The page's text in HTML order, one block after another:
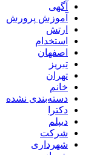
آگهی
آموزش پرورش
ارتش
استخدام
اصفهان
تبریز
تهران
خانم
دسته‌بندی نشده
دکترا
دیپلم
شرکت
شهرداری